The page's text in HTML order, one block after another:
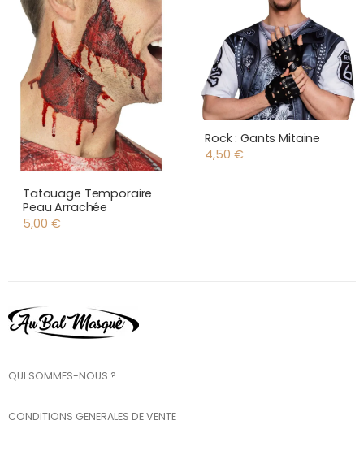
Tatouage Temporaire
Peau Arrachée
5,00 €
Rock : Gants Mitaine
4,50 €
QUI SOMMES-NOUS ?
CONDITIONS GENERALES DE VENTE